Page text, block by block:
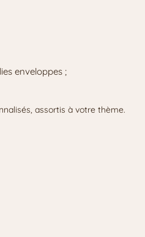
enveloppes ;
assortis à votre thème.